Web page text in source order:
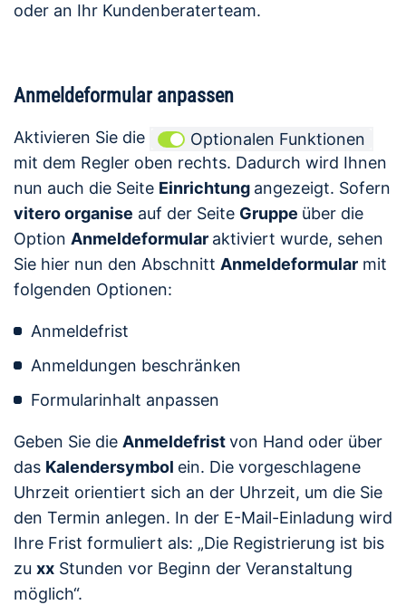
oder an Ihr Kundenberaterteam.
Anmeldeformular anpassen
Aktivieren Sie die
Optionalen Funktionen
mit dem Regler oben rechts. Dadurch wird Ihnen
nun auch die Seite Einrichtung angezeigt. Sofern
vitero organise auf der Seite Gruppe über die
Option Anmeldeformular aktiviert wurde, sehen
Sie hier nun den Abschnitt Anmeldeformular mit
folgenden Optionen:
Anmeldefrist
Anmeldungen beschränken
Formularinhalt anpassen
Geben Sie die Anmeldefristvon Hand oder über
das Kalendersymbol ein. Die vorgeschlagene
Uhrzeit orientiert sich an der Uhrzeit, um die Sie
den Termin anlegen. In der E-Mail-Einladung wird
Ihre Frist formuliert als: „Die Registrierung ist bis
zu xx Stunden vor Beginn der Veranstaltung
möglich“.